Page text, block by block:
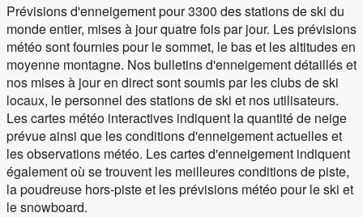
Prévisions d'enneigement pour 3300 des stations de ski du
monde entier, mises à jour quatre fois par jour. Les prévisions
météo sont fournies pour le sommet, le bas et les altitudes en
moyenne montagne. Nos bulletins d'enneigement détaillés et
nos mises à jour en direct sont soumis par les clubs de ski
locaux, le personnel des stations de ski et nos utilisateurs.
Les cartes météo interactives indiquent la quantité de neige
prévue ainsi que les conditions d'enneigement actuelles et
les observations météo. Les cartes d'enneigement indiquent
également où se trouvent les meilleures conditions de piste,
la poudreuse hors-piste et les prévisions météo pour le ski et
le snowboard.